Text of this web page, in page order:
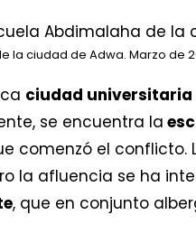
ciudad de Adwa. Marzo de
ciudad universitaria
se encuentra la
comenzó el conflicto.
la afluencia se ha
, que en conjunto